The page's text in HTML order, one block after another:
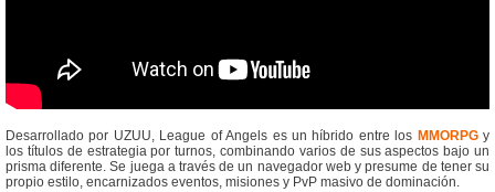
Desarrollado por UZUU, League of Angels es un híbrido entre los MMORPGy
los títulos de estrategia por turnos, combinando varios de sus aspectos bajo un
prisma diferente. Se juega a través de un navegador web y presume de tener su
propio estilo, encarnizados eventos, misiones y PvP masivo de dominación.